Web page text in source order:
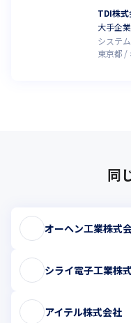
TDI株式
大手企
システ
東京都
同
オーヘン工業株式
シライ電子工業株
アイテル株式会社